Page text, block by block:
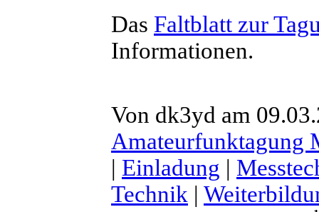
Das Faltblatt zur
Informationen.
Von dk3yd am
Amateurfunktagung
| Einladung |
Technik |